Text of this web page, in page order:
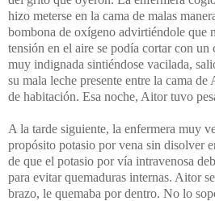
hizo meterse en la cama de malas
bombona de oxígeno advirtiéndole que
tensión en el aire se podía cortar con
muy indignada sintiéndose vacilada,
su mala leche presente entre la cama
de habitación. Esa noche, Aitor tuvo
A la tarde siguiente, la enfermera muy
propósito potasio por vena sin disolver
de que el potasio por vía intravenosa
para evitar quemaduras internas. Aitor
brazo, le quemaba por dentro. No lo